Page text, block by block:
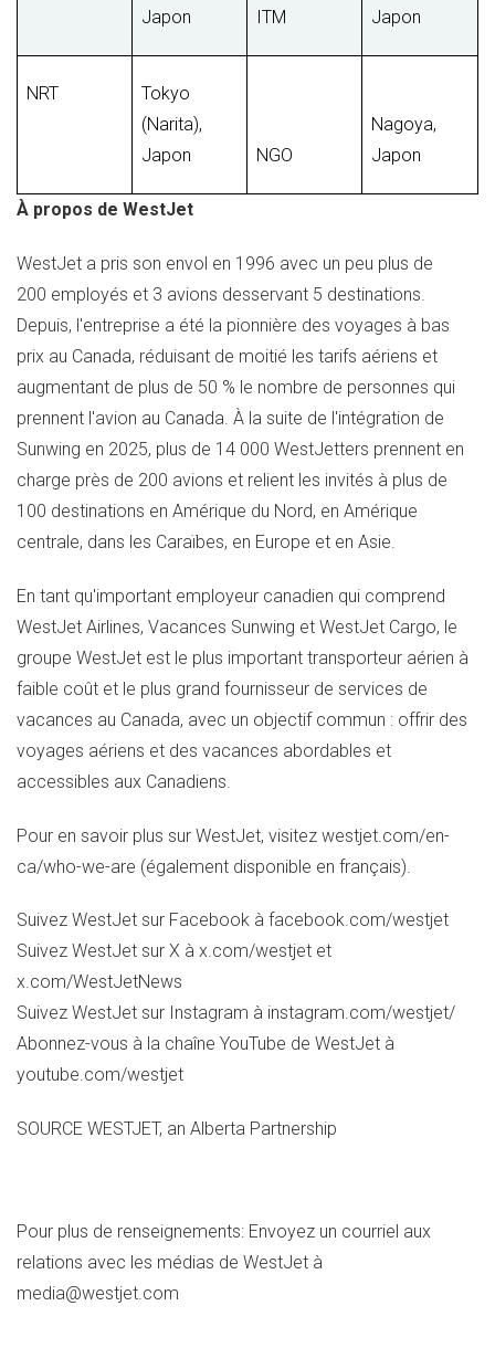
Japon
ITM
Japon
NRT
Tokyo
(Narita),
Japon
NGO
Nagoya,
Japon
À propos de WestJet
WestJet a pris son envol en 1996 avec un peu plus de
200 employés et 3 avions desservant 5 destinations.
Depuis, l'entreprise a été la pionnière des voyages à bas
prix au Canada, réduisant de moitié les tarifs aériens et
augmentant de plus de 50 % le nombre de personnes qui
prennent l'avion au Canada. À la suite de l'intégration de
Sunwing en 2025, plus de 14 000 WestJetters prennent en
charge près de 200 avions et relient les invités à plus de
100 destinations en Amérique du Nord, en Amérique
centrale, dans les Caraïbes, en Europe et en Asie.
En tant qu'important employeur canadien qui comprend
WestJet Airlines, Vacances Sunwing et WestJet Cargo, le
groupe WestJet est le plus important transporteur aérien à
faible coût et le plus grand fournisseur de services de
vacances au Canada, avec un objectif commun : offrir des
voyages aériens et des vacances abordables et
accessibles aux Canadiens.
Pour en savoir plus sur WestJet, visitez westjet.com/en-
ca/who-we-are (également disponible en français).
Suivez WestJet sur Facebook à facebook.com/westjet
Suivez WestJet sur X à x.com/westjet et
x.com/WestJetNews
Suivez WestJet sur Instagram à instagram.com/westjet/
Abonnez-vous à la chaîne YouTube de WestJet à
youtube.com/westjet
SOURCE WESTJET, an Alberta Partnership
Pour plus de renseignements: Envoyez un courriel aux
relations avec les médias de WestJet à
media@westjet.com